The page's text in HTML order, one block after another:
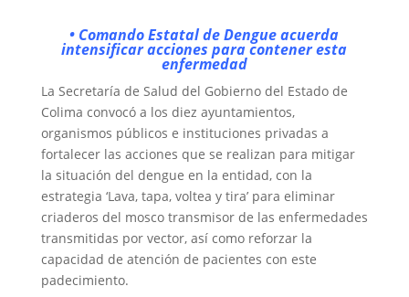
• Comando Estatal de Dengue acuerda
intensificar acciones para contener esta
enfermedad
La Secretaría de Salud del Gobierno del Estado de
Colima convocó a los diez ayuntamientos,
organismos públicos e instituciones privadas a
fortalecer las acciones que se realizan para mitigar
la situación del dengue en la entidad, con la
estrategia ‘Lava, tapa, voltea y tira’ para eliminar
criaderos del mosco transmisor de las enfermedades
transmitidas por vector, así como reforzar la
capacidad de atención de pacientes con este
padecimiento.